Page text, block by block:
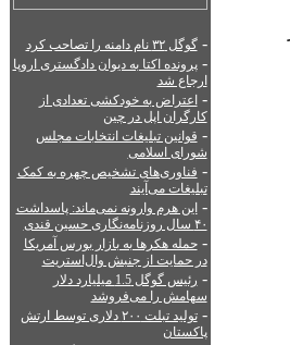
-گوگل ۳۲ نام دامنه را تصاحب کرد
-پرونده اکتا به دیوان دادگستری اروپا
ارجاع شد
- اعتراض به خودکشی تعدادی از
کارگران اپل در چین
- قوانین تبلیغات انتخابات مجلس
شورای اسلامی
- فناوری‌های تشخیص چهره به کمک
تبلیغات می‌آیند
-این هرم وارونه نمی‌ماند: پاسداشت
۴۰ سال روزنامه‌نگاری حسین قندی
-حمله هکرها به بازار بورس آمریکا
در حمایت از جنبش وال‌استریت
-
رئیس گوگل 1.5 میلیارد دلار
سهامش را می‌فروشد
-
تولید تبلت ۲۰۰ دلاری توسط ارتش
پاکستان